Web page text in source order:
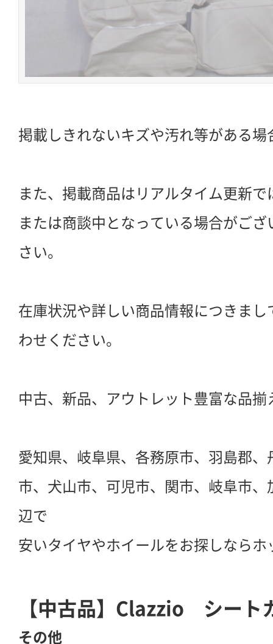
掲載しきれないキズや汚れ等がある場
また、掲載商品はリアルタイム更新
または商談中となっている場合がご
さい。
在庫状況や詳しい商品情報につきま
わせください。
中古、新品、アウトレット豊富な品揃
愛知県、岐阜県、各務原市、羽島郡
市、犬山市、可児市、関市、岐阜市
辺で
安いタイヤやホイールをお探しなら
【中古品】Clazzio シート
その他